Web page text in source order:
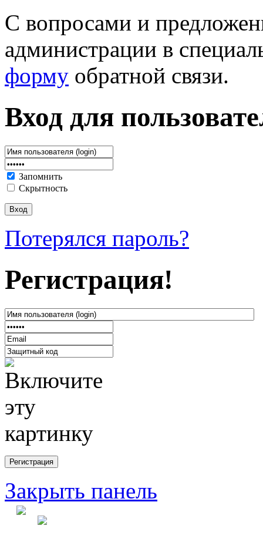
С вопросами и
администрации в
форму обратной связи.
Вход для
Запомнить
Скрытность
Потерялся пароль?
Регистрация!
Закрыть панель